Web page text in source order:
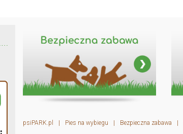
psiPARK.pl Pies na wybiegu Bezpieczna zabawa